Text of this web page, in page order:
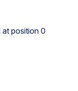
at position 0